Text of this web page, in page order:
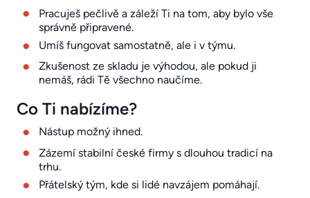
Pracuješ pečlivě a záleží Ti na tom, aby bylo vše
správně připravené.
Umíš fungovat samostatně, ale i v týmu.
Zkušenost ze skladu je výhodou, ale pokud ji
nemáš, rádi Tě všechno naučíme.
Co Ti nabízíme?
Nástup možný ihned.
Zázemí stabilní české firmy s dlouhou tradicí na
trhu.
Přátelský tým, kde si lidé navzájem pomáhají.